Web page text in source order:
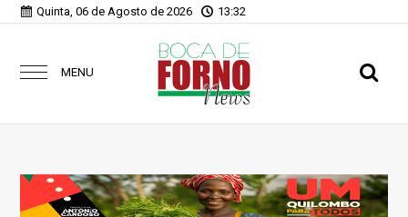
Quinta, 06 de Agosto de 2026 13:32
MENU